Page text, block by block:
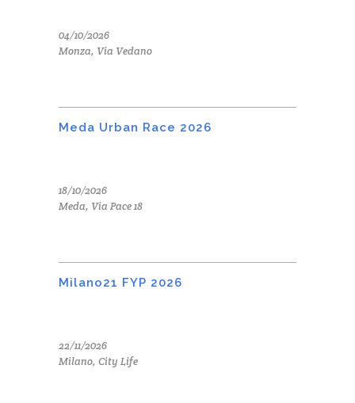
04/10/2026
Monza, Via Vedano
Meda Urban Race 2026
18/10/2026
Meda, Via Pace 18
Milano21 FYP 2026
22/11/2026
Milano, City Life